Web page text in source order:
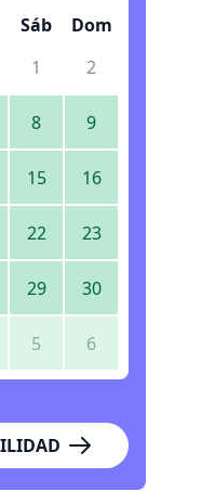
Sáb
Dom
1 2
8 9
15 16
22 23
29 30
5 6